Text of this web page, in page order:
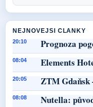
NEJNOVEJSI CLANKY
20:10 Prognoza
08:04 Elements
20:05 ZTM Gdaňsk
08:08 Nutella: